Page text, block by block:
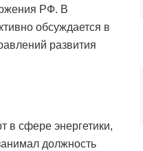
РФ. В
обсуждается в
развития
в сфере энергетики,
должность